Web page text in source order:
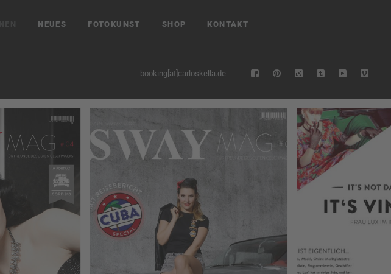
NEUES FOTOKUNST SHOP KONTAKT
booking[at]carloskella.de